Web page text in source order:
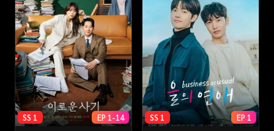
SS 1 EP 1-14 SS 1 EP 1